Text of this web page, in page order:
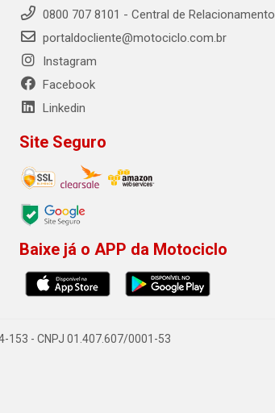
0800 707 8101 - Central de Relacionamento
portaldocliente@motociclo.com.br
Instagram
Facebook
Linkedin
Site Seguro
Baixe já o APP da Motociclo
153 - CNPJ 01.407.607/0001-53